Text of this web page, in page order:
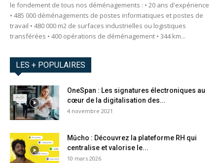
le fondement de tous nos déménagements : • 20 ans d'expérience
• 485 000 déménagements de postes informatiques et postes de
travail • 480 000 m2 de surfaces industrielles ou logistiques
transférées • 400 opérations de déménagement • 344 km...
LES + POPULAIRES
OneSpan : Les signatures électroniques au
cœur de la digitalisation des...
4 novembre 2021
Mūcho : Découvrez la plateforme RH qui
centralise et valorise le...
10 mars 2026